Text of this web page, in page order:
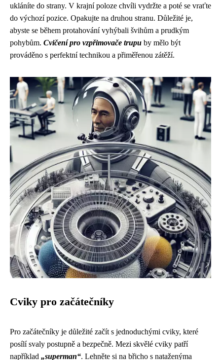
ukláníte do strany. V krajní poloze chvíli vydržte a poté se vraťte
do výchozí pozice. Opakujte na druhou stranu. Důležité je,
abyste se během protahování vyhýbali švihům a prudkým
pohybům. Cvičení pro vzpřimovače trupu by mělo být
prováděno s perfektní technikou a přiměřenou zátěží.
Cviky pro začátečníky
Pro začátečníky je důležité začít s jednoduchými cviky, které
posílí svaly postupně a bezpečně. Mezi skvělé cviky patří
například „superman“. Lehněte si na břicho s nataženýma